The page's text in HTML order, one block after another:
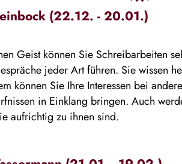
(22.12. - 20.01.)
Geist können Sie Schreibarbeiten
jeder Art führen. Sie wissen
können Sie Ihre Interessen bei
in Einklang bringen. Auch
aufrichtig zu ihnen sind.